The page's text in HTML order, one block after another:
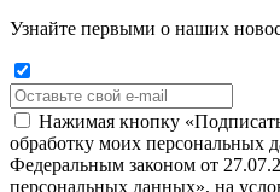
Узнайте первыми о наших
Нажимая кнопку
обработку моих персональных
Федеральным законом от
персональных данных», на